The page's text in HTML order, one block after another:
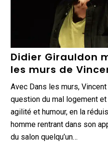
Didier Girauldon
les murs de
Avec Dans les murs,
question du mal logement
agilité et humour, en la
homme rentrant dans son
du salon quelqu’un…